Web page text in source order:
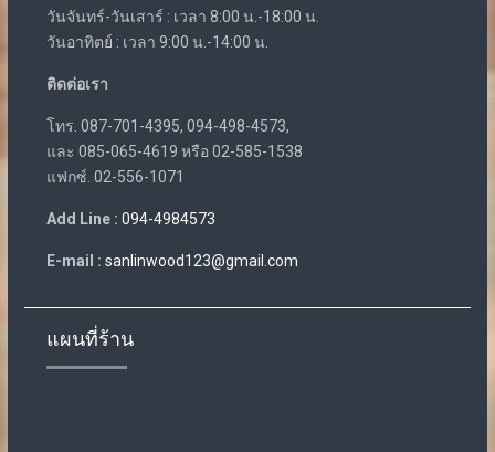
วันจันทร์-วันเสาร์ : เวลา 8:00 น.-18:00 น.
วันอาทิตย์ : เวลา 9:00 น.-14:00 น.
ติดต่อเรา
โทร. 087-701-4395, 094-498-4573,
และ 085-065-4619 หรือ 02-585-1538
แฟกซ์. 02-556-1071
Add Line : 094-4984573
E-mail : sanlinwood123@gmail.com
แผนที่ร้าน